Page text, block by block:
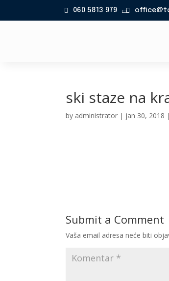
060 5813 979 
ski staze na
by administrator | jan 30, 2018 |
Submit a Comment
Vaša email adresa neće biti